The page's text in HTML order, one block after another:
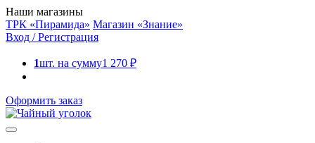
Наши магазины
ТРК «Пирамида» Магазин «Знание»
Вход / Регистрация
1шт. на сумму1 270 ₽
Оформить заказ